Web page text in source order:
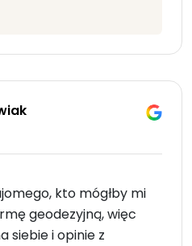
kto mógłby mi
geodezyjną, więc
siebie i opinie z